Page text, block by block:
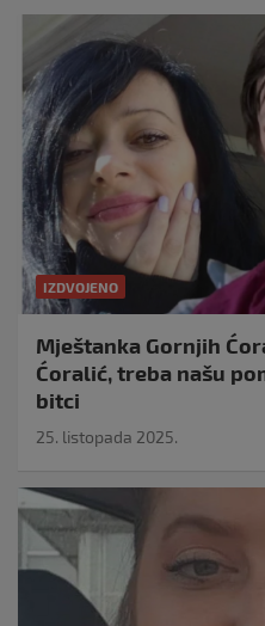
IZDVOJENO
Mještanka Gornjih
Ćoralić, treba našu
bitci
25. listopada 2025.